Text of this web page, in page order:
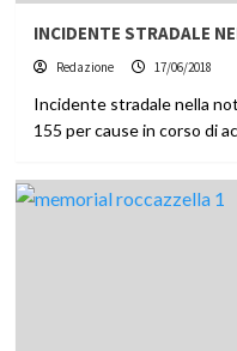
INCIDENTE STRADALE
Redazione 17/06/2018
Incidente stradale nella
155 per cause in corso di